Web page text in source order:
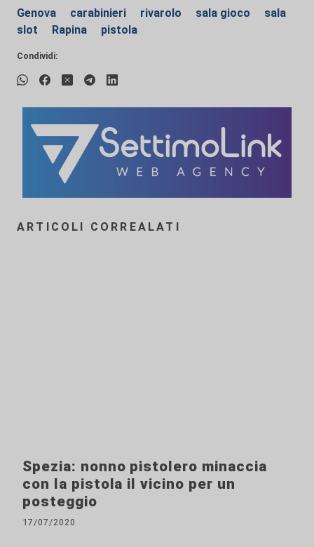
Genova carabinieri rivarolo sala gioco
sala
slot
Rapina pistola
Condividi:
ARTICOLI CORREALATI
Spezia: nonno pistolero minaccia
con la pistola il vicino per un
posteggio
17/07/2020